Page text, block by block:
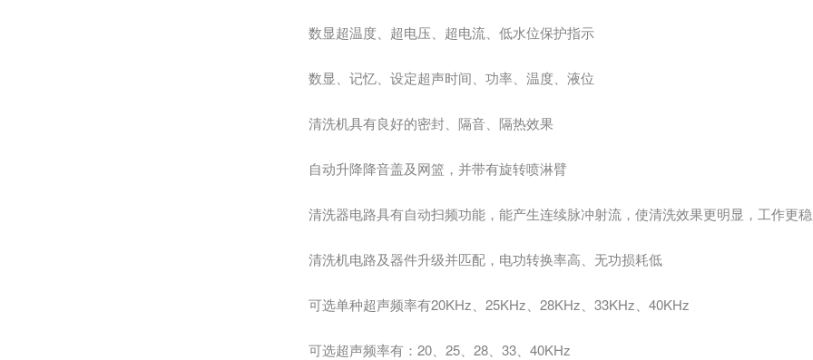
数显超温度、超电压、超电流、低水位保护指示
数显、记忆、设定超声时间、功率、温度、液位
清洗机具有良好的密封、隔音、隔热效果
自动升降降音盖及网篮，并带有旋转喷淋臂
清洗器电路具有自动扫频功能，能产生连续脉冲射流，使清洗效果更明显，工作更
清洗机电路及器件升级并匹配，电功转换率高、无功损耗低
可选单种超声频率有20KHz、25KHz、28KHz、33KHz、40KHz
可选超声频率有：20、25、28、33、40KHz